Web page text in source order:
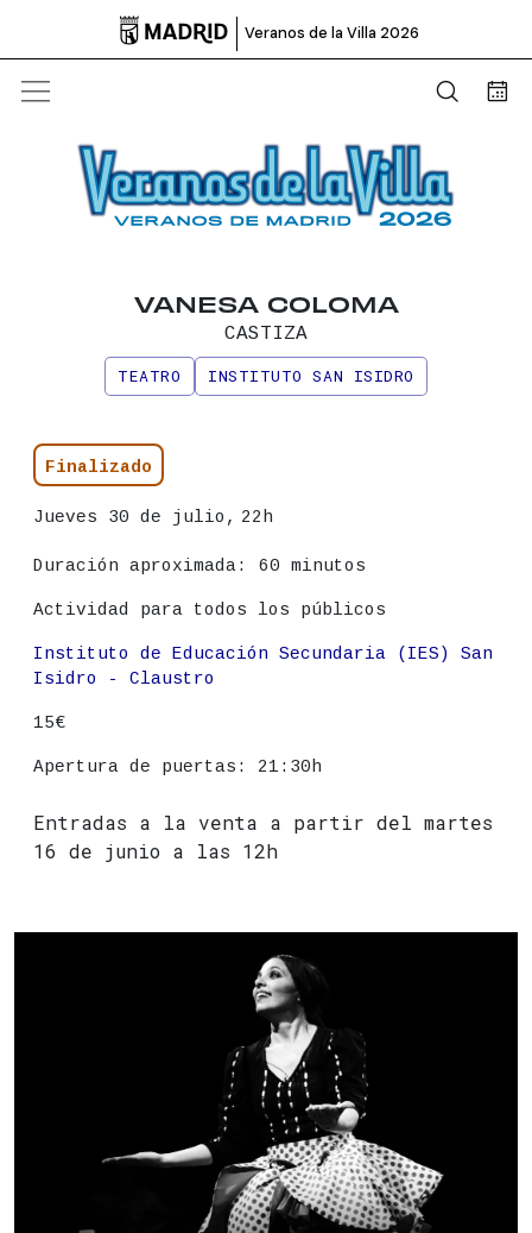
 Veranos de la Villa 2026
Abrir
VANESA COLOMA
CASTIZA
TEATRO
INSTITUTO SAN ISIDRO
Información principal del
Estado
Finalizado
Fecha
Jueves 30 de julio, 22h
Duración aproximada: 60 minutos
Actividad para todos los públicos
Lugar
Instituto de Educación Secundaria (IES) San
Isidro - Claustro
Precio
15€
Apertura de puertas: 21:30h
Entradas a la venta a partir del martes
16 de junio a las 12h